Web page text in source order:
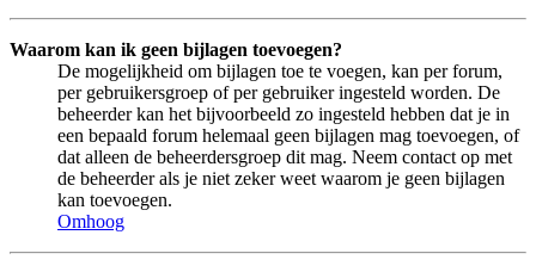
Waarom kan ik geen bijlagen toevoegen?
De mogelijkheid om bijlagen toe te voegen, kan per forum,
per gebruikersgroep of per gebruiker ingesteld worden. De
beheerder kan het bijvoorbeeld zo ingesteld hebben dat je in
een bepaald forum helemaal geen bijlagen mag toevoegen, of
dat alleen de beheerdersgroep dit mag. Neem contact op met
de beheerder als je niet zeker weet waarom je geen bijlagen
kan toevoegen.
Omhoog